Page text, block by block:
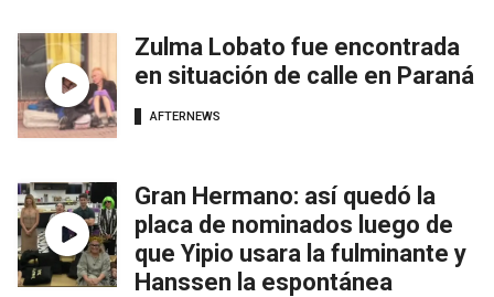
Zulma Lobato fue encontrada
en situación de calle en Paraná
AFTERNEWS
Gran Hermano: así quedó la
placa de nominados luego de
que Yipio usara la fulminante y
Hanssen la espontánea